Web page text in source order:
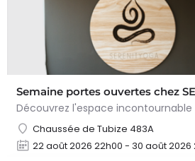
Semaine portes ouvertes chez
Chaussée de Tubize 483A
22 août 2026 22h00 - 30 août 2026